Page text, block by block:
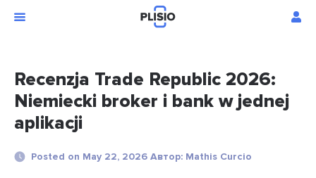
Recenzja Trade Republic 2026:
Niemiecki broker i bank w jednej
aplikacji
Posted on May 22, 2026 Автор: Mathis Curcio